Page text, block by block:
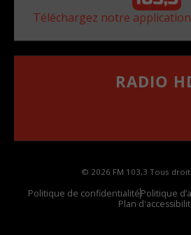
Téléchargez notre
RADIO
© 2026 FM 103,3 Tous
Politique de confidentialitéPolitique
Plan